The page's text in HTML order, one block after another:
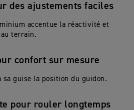
des ajustements faciles
accentue la réactivité et
terrain.
confort sur mesure
sa guise la position du guidon.
pour rouler longtemps